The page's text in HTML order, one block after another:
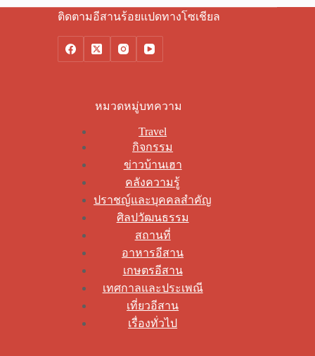
ติดตามอีสานร้อยแปดทางโซเชียล
หมวดหมู่บทความ
Travel
กิจกรรม
ข่าวบ้านเฮา
คลังความรู้
ปราชญ์และบุคคลสำคัญ
ศิลปวัฒนธรรม
สถานที่
อาหารอีสาน
เกษตรอีสาน
เทศกาลและประเพณี
เที่ยวอีสาน
เรื่องทั่วไป